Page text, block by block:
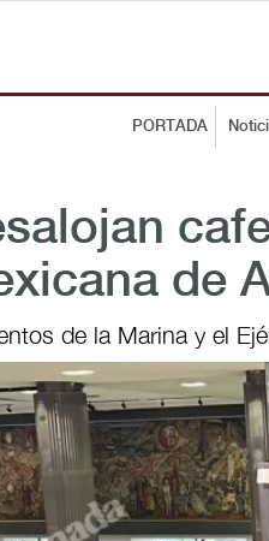
PORTADA
de
de la Marina y el